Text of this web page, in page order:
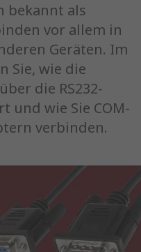
bekannt als
vor allem in
Geräten. Im
Sie, wie die
die RS232-
und wie Sie COM-
verbinden.